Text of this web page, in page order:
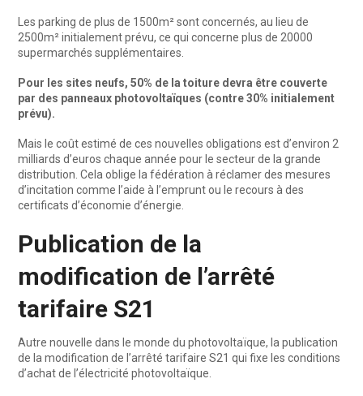
Les parking de plus de 1500m² sont concernés, au lieu de
2500m² initialement prévu, ce qui concerne plus de 20000
supermarchés supplémentaires.
Pour les sites neufs, 50% de la toiture devra être couverte
par des panneaux photovoltaïques (contre 30% initialement
prévu).
Mais le coût estimé de ces nouvelles obligations est d’environ 2
milliards d’euros chaque année pour le secteur de la grande
distribution. Cela oblige la fédération à réclamer des mesures
d’incitation comme l’aide à l’emprunt ou le recours à des
certificats d’économie d’énergie.
Publication de la
modification de l’arrêté
tarifaire S21
Autre nouvelle dans le monde du photovoltaïque, la publication
de la modification de l’arrêté tarifaire S21 qui fixe les conditions
d’achat de l’électricité photovoltaïque.